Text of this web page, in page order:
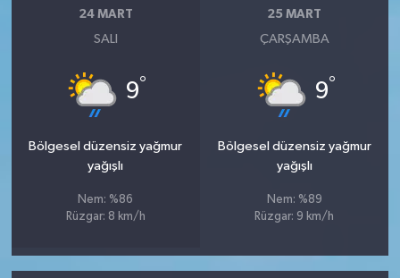
24 MART
SALI
9°
Bölgesel düzensiz yağmur
yağışlı
Nem: %86
Rüzgar: 8 km/h
25 MART
ÇARŞAMBA
9°
Bölgesel düzensiz yağmur
yağışlı
Nem: %89
Rüzgar: 9 km/h